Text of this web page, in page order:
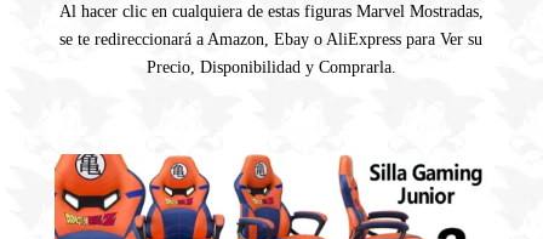
Al hacer clic en cualquiera de estas figuras Marvel Mostradas,
se te redireccionará a Amazon, Ebay o AliExpress para Ver su
Precio, Disponibilidad y Comprarla.